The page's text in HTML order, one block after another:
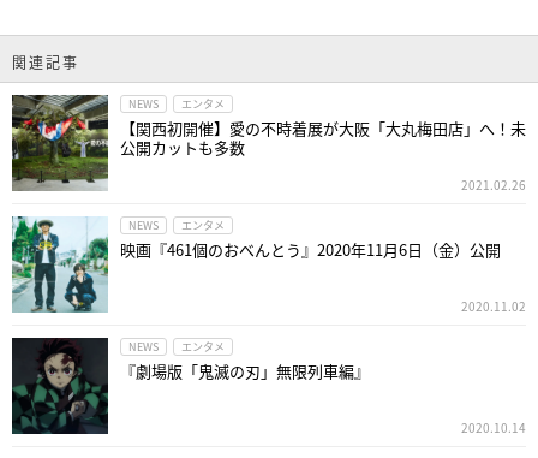
関連記事
NEWS エンタメ
【関西初開催】愛の不時着展が大阪「大丸梅田店」へ！未
公開カットも多数
2021.02.26
NEWS エンタメ
映画『461個のおべんとう』2020年11月6日（金）公開
2020.11.02
NEWS エンタメ
『劇場版「鬼滅の刃」無限列車編』
2020.10.14